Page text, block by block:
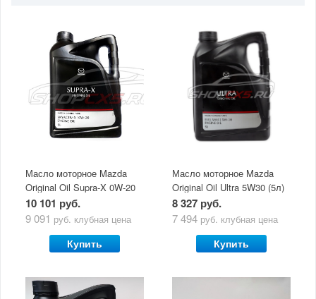
Масло моторное Mazda
Original Oil Supra-X 0W-20
(5 л)
10 101 руб.
9 091 руб. клубная цена
Купить
Масло моторное Mazda
Original Oil Ultra 5W30 (5л)
8 327 руб.
7 494 руб. клубная цена
Купить